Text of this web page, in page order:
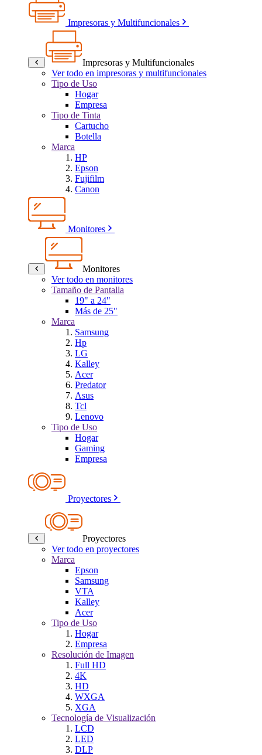
Impresoras y Multifuncionales
Impresoras y Multifuncionales
Ver todo en impresoras y multifuncionales
Tipo de Uso
Hogar
Empresa
Tipo de Tinta
Cartucho
Botella
Marca
HP
Epson
Fujifilm
Canon
Monitores
Monitores
Ver todo en monitores
Tamaño de Pantalla
19" a 24"
Más de 25"
Marca
Samsung
Hp
LG
Kalley
Acer
Predator
Asus
Tcl
Lenovo
Tipo de Uso
Hogar
Gaming
Empresa
Proyectores
Proyectores
Ver todo en proyectores
Marca
Epson
Samsung
VTA
Kalley
Acer
Tipo de Uso
Hogar
Empresa
Resolución de Imagen
Full HD
4K
HD
WXGA
XGA
Tecnología de Visualización
LCD
LED
DLP